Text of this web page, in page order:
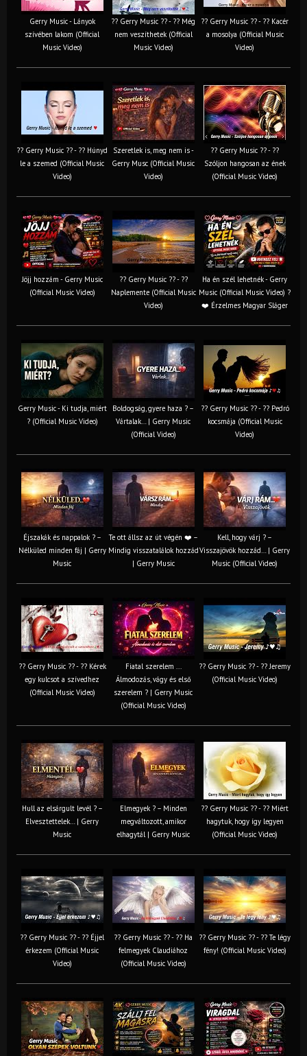
Gerry Music - Lányok
szívében lakom (Official
Music Video)
?? Gerry Music ?? - ?? Még
nem veszíthetek (Official
Music Video)
?? Gerry Music ?? - ?? Kacér
a mosolya (Official Music
Video)
?? Gerry Music ?? - ?? Húnyd
le a szemed (Official Music
Video)
Szeretlek is, meg nem is -
Gerry Musc (Official Music
Video)
?? Gerry Music ?? - ??
Szóljon hangosan az ének
(Official Music Video)
Jöjj hozzám - Gerry Music
(Official Music Video)
?? Gerry Music ?? - ??
Naplemente (Official Music
Video)
Ha én szél lehetnék - Gerry
Music (Official Music Video) ?️
❤️ Érzelmes Magyar Sláger
Gerry Music - Ki tudja, miért
? (Official Music Video)
Boldogság, gyere haza ? –
Vártalak… | Gerry Music
(Official Video)
?? Gerry Music ?? - ?? Pedró
kocsmája (Official Music
Video)
Éjszakák és nappalok ? –
Nélküled minden fáj | Gerry
Music
Te ott állsz az út végén ❤️ –
Mindig visszatalálok hozzád
| Gerry Music
Kell, hogy várj ? –
Visszajövök hozzád… | Gerry
Music (Official Video)
?? Gerry Music ?? - ?? Kérek
egy kulcsot a szívedhez
(Official Music Video)
Fiatal szerelem ...
Álmodozás, vágy és első
szerelem ? | Gerry Music
(Official Music Video)
?? Gerry Music ?? - ?? Jeremy
(Official Music Video)
Hull az elsárgult levél ? –
Elvesztettelek… | Gerry
Music
Elmegyek ? – Minden
megváltozott, amikor
elhagytál | Gerry Music
?? Gerry Music ?? - ?? Miért
hagytuk, hogy így legyen
(Official Music Video)
?? Gerry Music ?? - ?? Éjjel
érkezem (Official Music
Video)
?? Gerry Music ?? - ?? Ha
felmegyek Claudiához
(Official Music Video)
?? Gerry Music ?? - ?? Te légy
fény! (Official Music Video)